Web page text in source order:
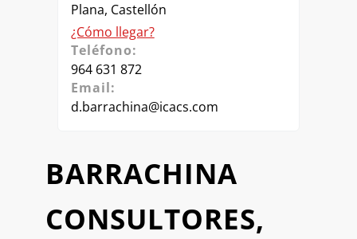
BARRACHINA
CONSULTORES,
Plana, Castellón
¿Cómo llegar?
Teléfono:
964 631 872
Email:
d.barrachina@icacs.com